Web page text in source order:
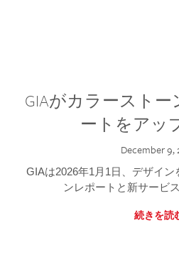
GIAがカラースト
ートをアッ
December 9,
GIAは2026年1月1日、デザイ
ンレポートと新サービ
続きを読